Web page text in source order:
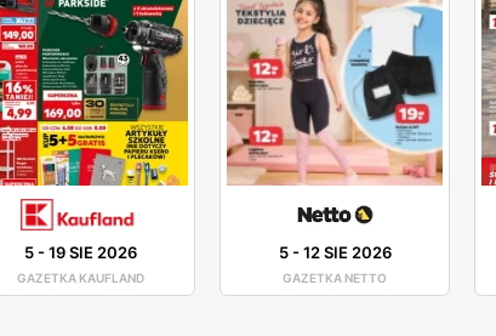
5-19 SIE 2026
GAZETKA KAUFLAND
5-12 SIE 2026
GAZETKA NETTO